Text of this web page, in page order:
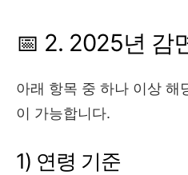
📅 2. 2025년 감
아래 항목 중 하나 이상 해
이 가능합니다.
1) 연령 기준